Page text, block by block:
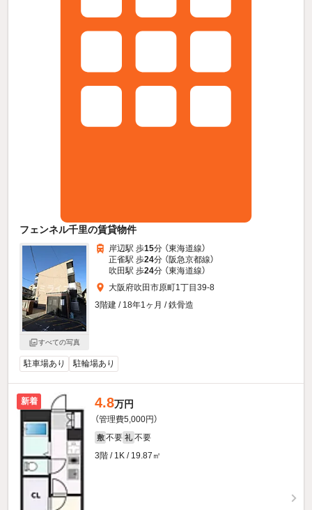
フェンネル千里の賃貸物件
すべての写真
岸辺駅 歩15分 （東海道線）
正雀駅 歩24分 （阪急京都線）
吹田駅 歩24分 （東海道線）
大阪府吹田市原町1丁目39-8
3階建 / 18年1ヶ月 / 鉄骨造
駐車場あり 駐輪場あり
新着 4.8万円
（管理費5,000円）
敷 不要 礼 不要
3階 / 1K / 19.87㎡